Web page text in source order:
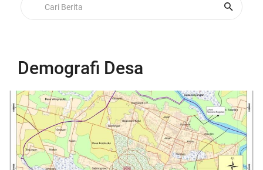
Demografi Desa